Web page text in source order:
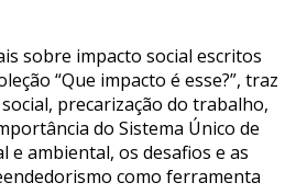
sobre impacto social escritos
“Que impacto é esse?”, traz
precarização do trabalho,
do Sistema Único de
e ambiental, os desafios e as
como ferramenta